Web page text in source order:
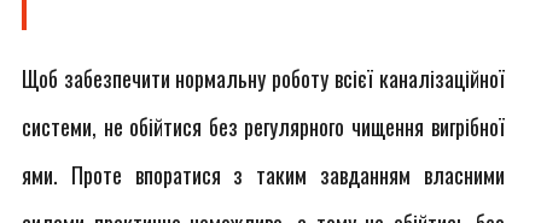
Щоб забезпечити нормальну роботу всієї каналізаційної
системи, не обійтися без регулярного чищення вигрібної
ями. Проте впоратися з таким завданням власними